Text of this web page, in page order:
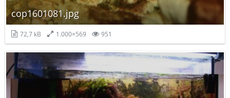
cop1601081.jpg
72,7 kB 1.000×569 951